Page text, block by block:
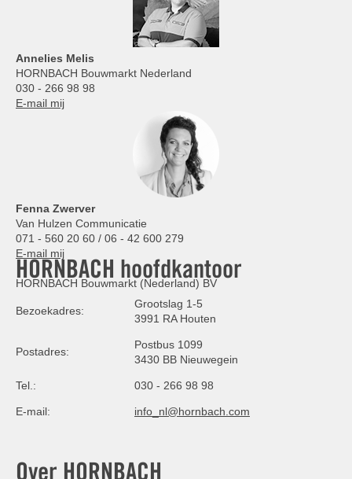
Annelies Melis
HORNBACH Bouwmarkt Nederland
030 - 266 98 98
E-mail mij
Fenna Zwerver
Van Hulzen Communicatie
071 - 560 20 60 / 06 - 42 600 279
E-mail mij
HORNBACH hoofdkantoor
HORNBACH Bouwmarkt (Nederland) BV
Bezoekadres:
Grootslag 1-5
3991 RA Houten
Postadres:
Postbus 1099
3430 BB Nieuwegein
Tel.: 030 - 266 98 98
E-mail: info_nl@hornbach.com
Over HORNBACH